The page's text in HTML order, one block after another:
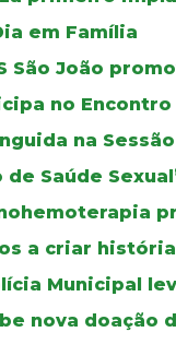
em Família
São João
no
na
Saúde
a criar
Municipal
nova